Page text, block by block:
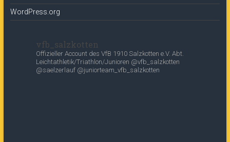
WordPress.org
vfb_salzkotten
Offizieller Account des VfB 1910 Salzkotten e.V. Abt.
Leichtathletik/Triathlon/Junioren @vfb_salzkotten
@saelzerlauf @juniorteam_vfb_salzkotten